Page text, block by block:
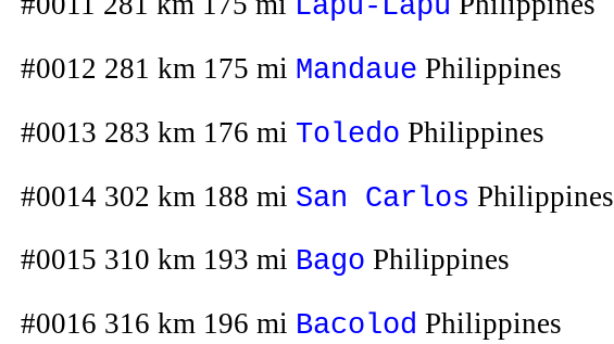
#0012 281 km 175 mi Mandaue Philippines
#0013 283 km 176 mi Toledo Philippines
#0014 302 km 188 mi San Carlos Philippines
#0015 310 km 193 mi Bago Philippines
#0016 316 km 196 mi Bacolod Philippines